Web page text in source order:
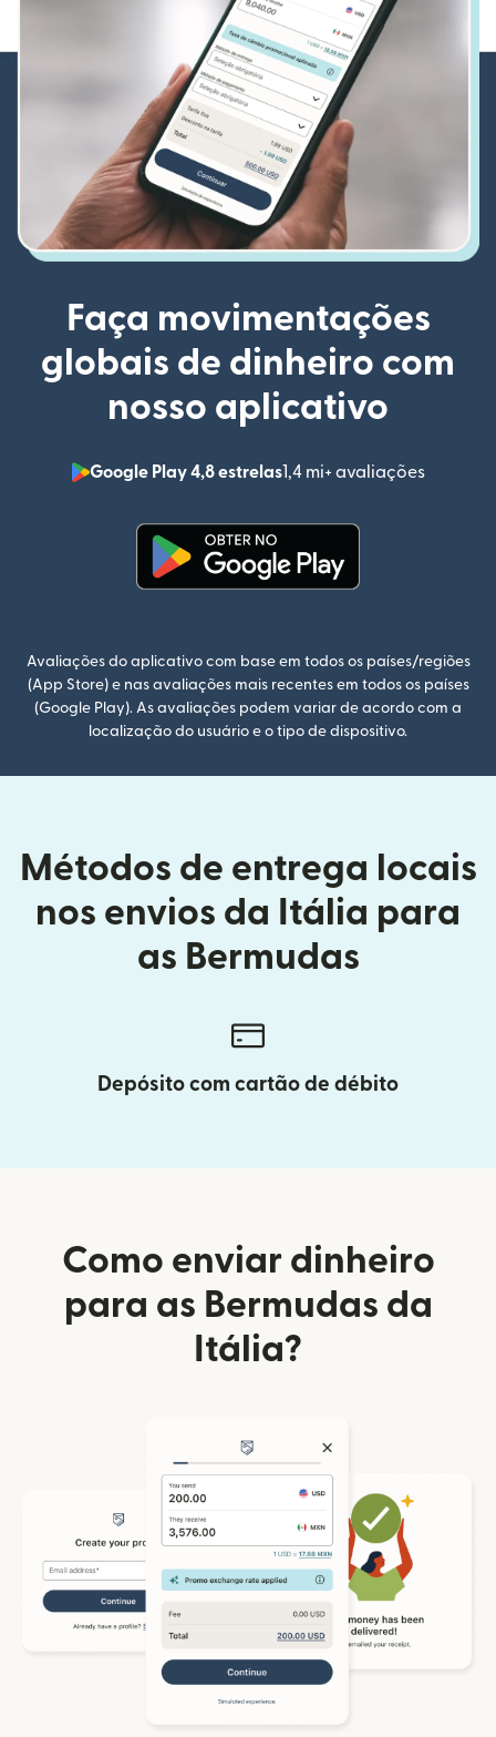
Faça movimentações
globais de dinheiro com
nosso aplicativo
Google Play 4,8 estrelas1,4 mi+ avaliações
(abre
Avaliações do aplicativo com base em todos os países/regiões
(App Store) e nas avaliações mais recentes em todos os países
(Google Play). As avaliações podem variar de acordo com a
localização do usuário e o tipo de dispositivo.
Métodos de entrega locais
nos envios da Itália para
as Bermudas
Depósito com cartão de débito
Como enviar dinheiro
para as Bermudas da
Itália?